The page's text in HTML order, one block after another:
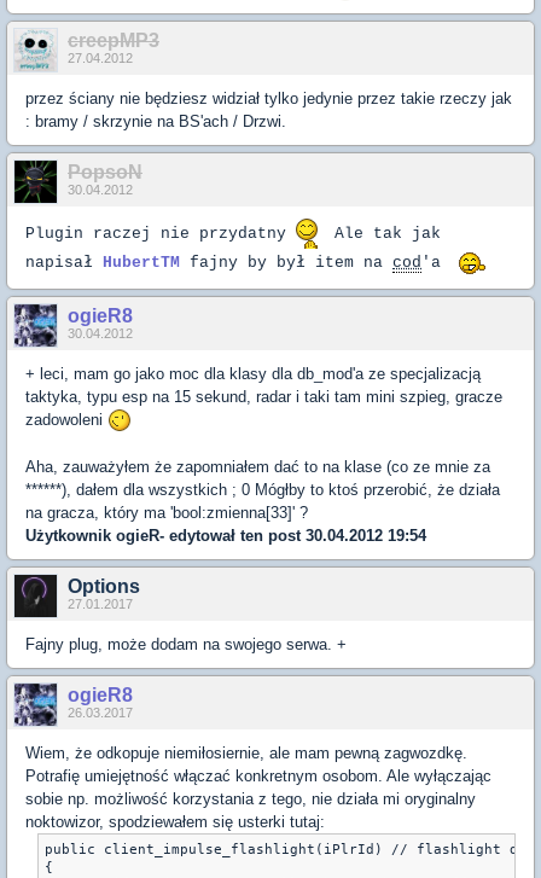
creepMP3
27.04.2012
przez ściany nie będziesz widział tylko jedynie przez takie rzeczy jak
: bramy / skrzynie na BS'ach / Drzwi.
PopsoN
30.04.2012
Plugin raczej nie przydatny
Ale tak jak
napisał HubertTM fajny by był item na cod 'a
ogieR8
30.04.2012
+ leci, mam go jako moc dla klasy dla db_mod'a ze specjalizacją
taktyka, typu esp na 15 sekund, radar i taki tam mini szpieg, gracze
zadowoleni
Aha, zauważyłem że zapomniałem dać to na klase (co ze mnie za
******), dałem dla wszystkich ; 0 Mógłby to ktoś przerobić, że działa
na gracza, który ma 'bool:zmienna[33]' ?
Użytkownik ogieR- edytował ten post 30.04.2012 19:54
Options
27.01.2017
Fajny plug, może dodam na swojego serwa. +
ogieR8
26.03.2017
Wiem, że odkopuje niemiłosiernie, ale mam pewną zagwozdkę.
Potrafię umiejętność włączać konkretnym osobom. Ale wyłączając
sobie np. możliwość korzystania z tego, nie działa mi oryginalny
noktowizor, spodziewałem się usterki tutaj:
public client_impulse_flashlight(iPlrId) // flashlight
{